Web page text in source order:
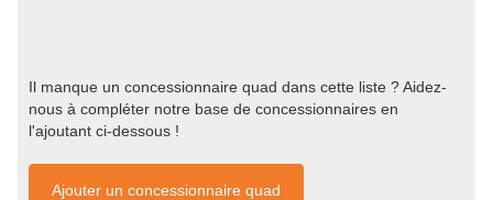
Il manque un concessionnaire quad dans cette liste ? Aidez-
nous à compléter notre base de concessionnaires en
l'ajoutant ci-dessous !
Ajouter un concessionnaire quad